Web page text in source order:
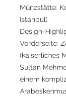
Münzstätte:
Istanbul)
Design-
Vorderseite:
(kaiserliches
Sultan
einem